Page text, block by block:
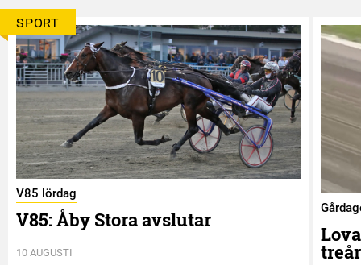
SPORT
V85 lördag
V85: Åby Stora avslutar
10 AUGUSTI